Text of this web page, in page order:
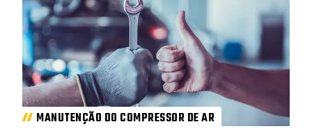
MANUTENÇÃO DO COMPRESSOR DE AR